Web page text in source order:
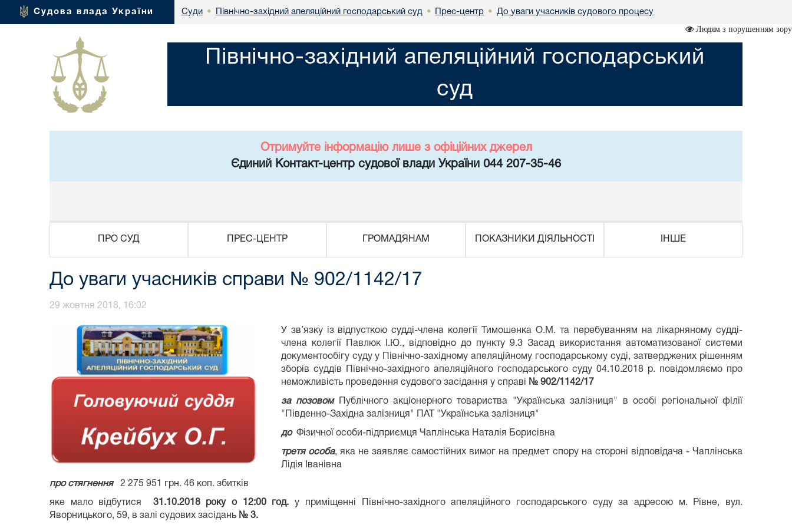
Судова влада України Суди • Північно-західний апеляційний господарський суд • Прес-центр • До уваги учасників судового процесу
Людям з порушенням зору
Північно-західний апеляційний господарський
суд
Отримуйте інформацію лише з офіційних джерел
Єдиний Контакт-центр судової влади України 044 207-35-46
ПРО СУД ПРЕС-ЦЕНТР ГРОМАДЯНАМ ПОКАЗНИКИ ДІЯЛЬНОСТІ ІНШЕ
До уваги учасників справи № 902/1142/17
29 жовтня 2018, 16:02
У зв’язку із відпусткою судді-члена колегії Тимошенка О.М. та перебуванням на лікарняному судді-
члена колегії Павлюк І.Ю., відповідно до пункту 9.3 Засад використання автоматизованої системи
документообігу суду у Північно-західному апеляційному господарському суді, затверджених рішенням
зборів суддів Північно-західного апеляційного господарського суду 04.10.2018 р. повідомляємо про
неможливість проведення судового засідання у справі № 902/1142/17
за позовом
Публічного акціонерного товариства "Українська залізниця" в особі регіональної філії
"Південно-Західна залізниця" ПАТ "Українська залізниця"
доФізичної особи-підприємця Чаплінська Наталія Борисівна
третя особа, яка не заявляє самостійних вимог на предмет спору на стороні відповідача - Чаплінська
Лідія Іванівна
про стягнення2 275 951 грн. 46 коп. збитків
яке мало відбутися 31.10.2018 року о 12:00 год. у приміщенні Північно-західного апеляційного господарського суду за адресою м. Рівне, вул.
Яворницького, 59, в залі судових засідань № 3.